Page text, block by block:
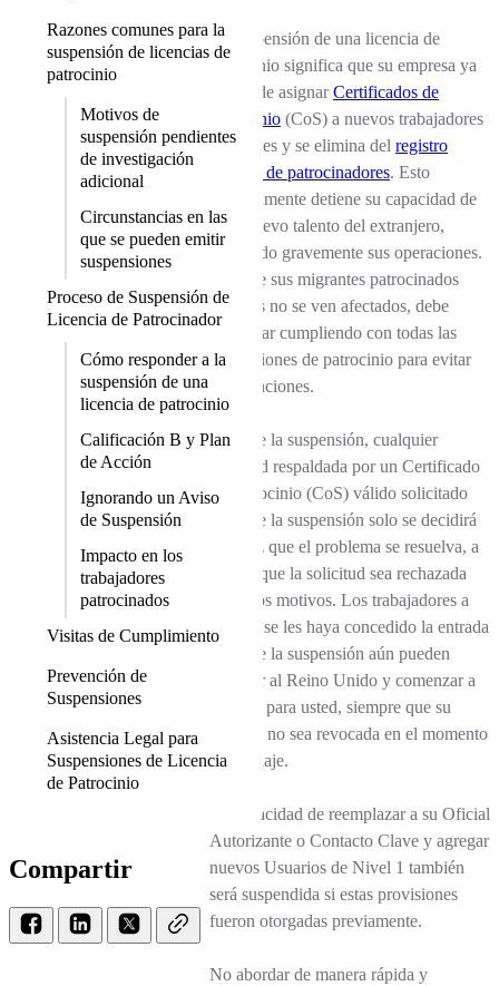
Razones comunes para la
suspensión de licencias de
patrocinio
Motivos de
suspensión pendientes
de investigación
adicional
Circunstancias en las
que se pueden emitir
suspensiones
Proceso de Suspensión de
Licencia de Patrocinador
Cómo responder a la
suspensión de una
licencia de patrocinio
Calificación B y Plan
de Acción
Ignorando un Aviso
de Suspensión
Impacto en los
trabajadores
patrocinados
Visitas de Cumplimiento
Prevención de
Suspensiones
Asistencia Legal para
Suspensiones de Licencia
de Patrocinio
Compartir
La suspensión de una licencia de
patrocinio significa que su empresa ya
no puede asignarCertificados de
Patrocinio (CoS) a nuevos trabajadores
migrantes y se elimina del registro
público de patrocinadores. Esto
efectivamente detiene su capacidad de
traer nuevo talento del extranjero,
afectando gravemente sus operaciones.
Aunque sus migrantes patrocinados
actuales no se ven afectados, debe
continuar cumpliendo con todas las
obligaciones de patrocinio para evitar
más sanciones.
Durante la suspensión, cualquier
solicitud respaldada por un Certificado
de Patrocinio (CoS) válido solicitado
antes de la suspensión solo se decidirá
una vez que el problema se resuelva, a
menos que la solicitud sea rechazada
por otros motivos. Los trabajadores a
los que se les haya concedido la entrada
antes de la suspensión aún pueden
ingresar al Reino Unido y comenzar a
trabajar para usted, siempre que su
licencia no sea revocada en el momento
de su viaje.
La capacidad de reemplazar a su Oficial
Autorizante o Contacto Clave y agregar
nuevos Usuarios de Nivel 1 también
será suspendida si estas provisiones
fueron otorgadas previamente.
No abordar de manera rápida y